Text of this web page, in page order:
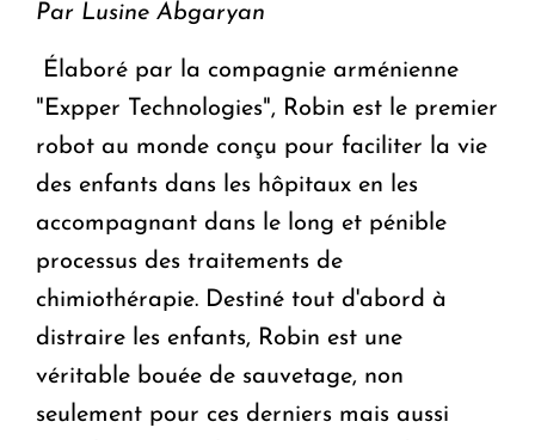
Par Lusine Abgaryan
Élaboré par la compagnie arménienne
"Expper Technologies", Robin est le premier
robot au monde conçu pour faciliter la vie
des enfants dans les hôpitaux en les
accompagnant dans le long et pénible
processus des traitements de
chimiothérapie. Destiné tout d'abord à
distraire les enfants, Robin est une
véritable bouée de sauvetage, non
seulement pour ces derniers mais aussi